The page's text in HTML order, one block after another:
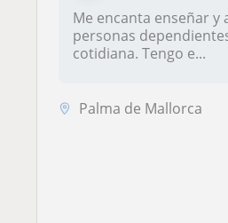
Me encanta enseñar y
personas
cotidiana. Tengo e...
Palma de Mallorca